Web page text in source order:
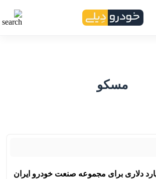
مسکو
۴ تا ۵ میلیارد دلاری برای مجموعه صنعت خودرو ایران